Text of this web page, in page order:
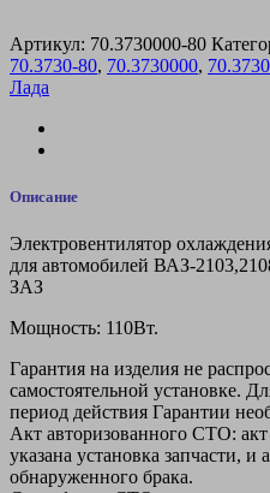
Артикул: 70.3730000-80
70.3730-80, 70.3730000,
Лада
Описание
Электровентилятор
для автомобилей ВАЗ-
ЗАЗ
Мощность: 110Вт.
Гарантия на изделия не
самостоятельной установке.
период действия Гарантии
Акт авторизованного СТО:
указана установка запчасти,
обнаруженного брака.